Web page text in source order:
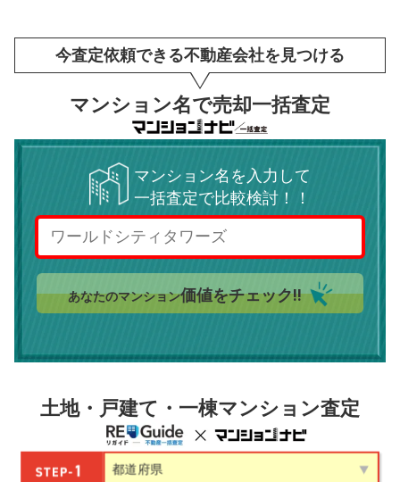
今査定依頼できる不動産会社を見つける
マンション名で売却一括査定
マンション名を入力して
一括査定で比較検討！！
あなたのマンション価値をチェック!!
土地・戸建て・一棟マンション査定